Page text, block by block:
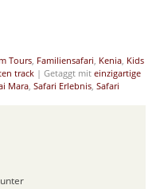
Tours, Familiensafari, Kenia, Kids
track | Getaggt mit einzigartige
Mara, Safari Erlebnis, Safari